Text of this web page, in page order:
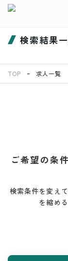
検索結果
TOP 求人一覧
ご希望の条
検索条件を変え
を縮め